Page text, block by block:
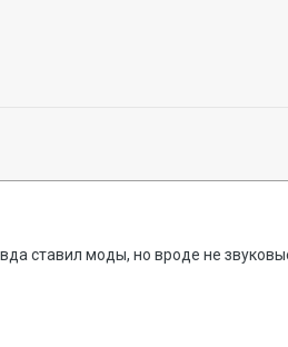
ставил моды, но вроде не